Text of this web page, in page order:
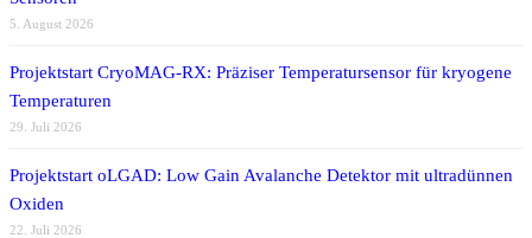
5. August 2026
Projektstart CryoMAG-RX: Präziser Temperatursensor für kryogene
Temperaturen
29. Juli 2026
Projektstart oLGAD: Low Gain Avalanche Detektor mit ultradünnen
Oxiden
22. Juli 2026